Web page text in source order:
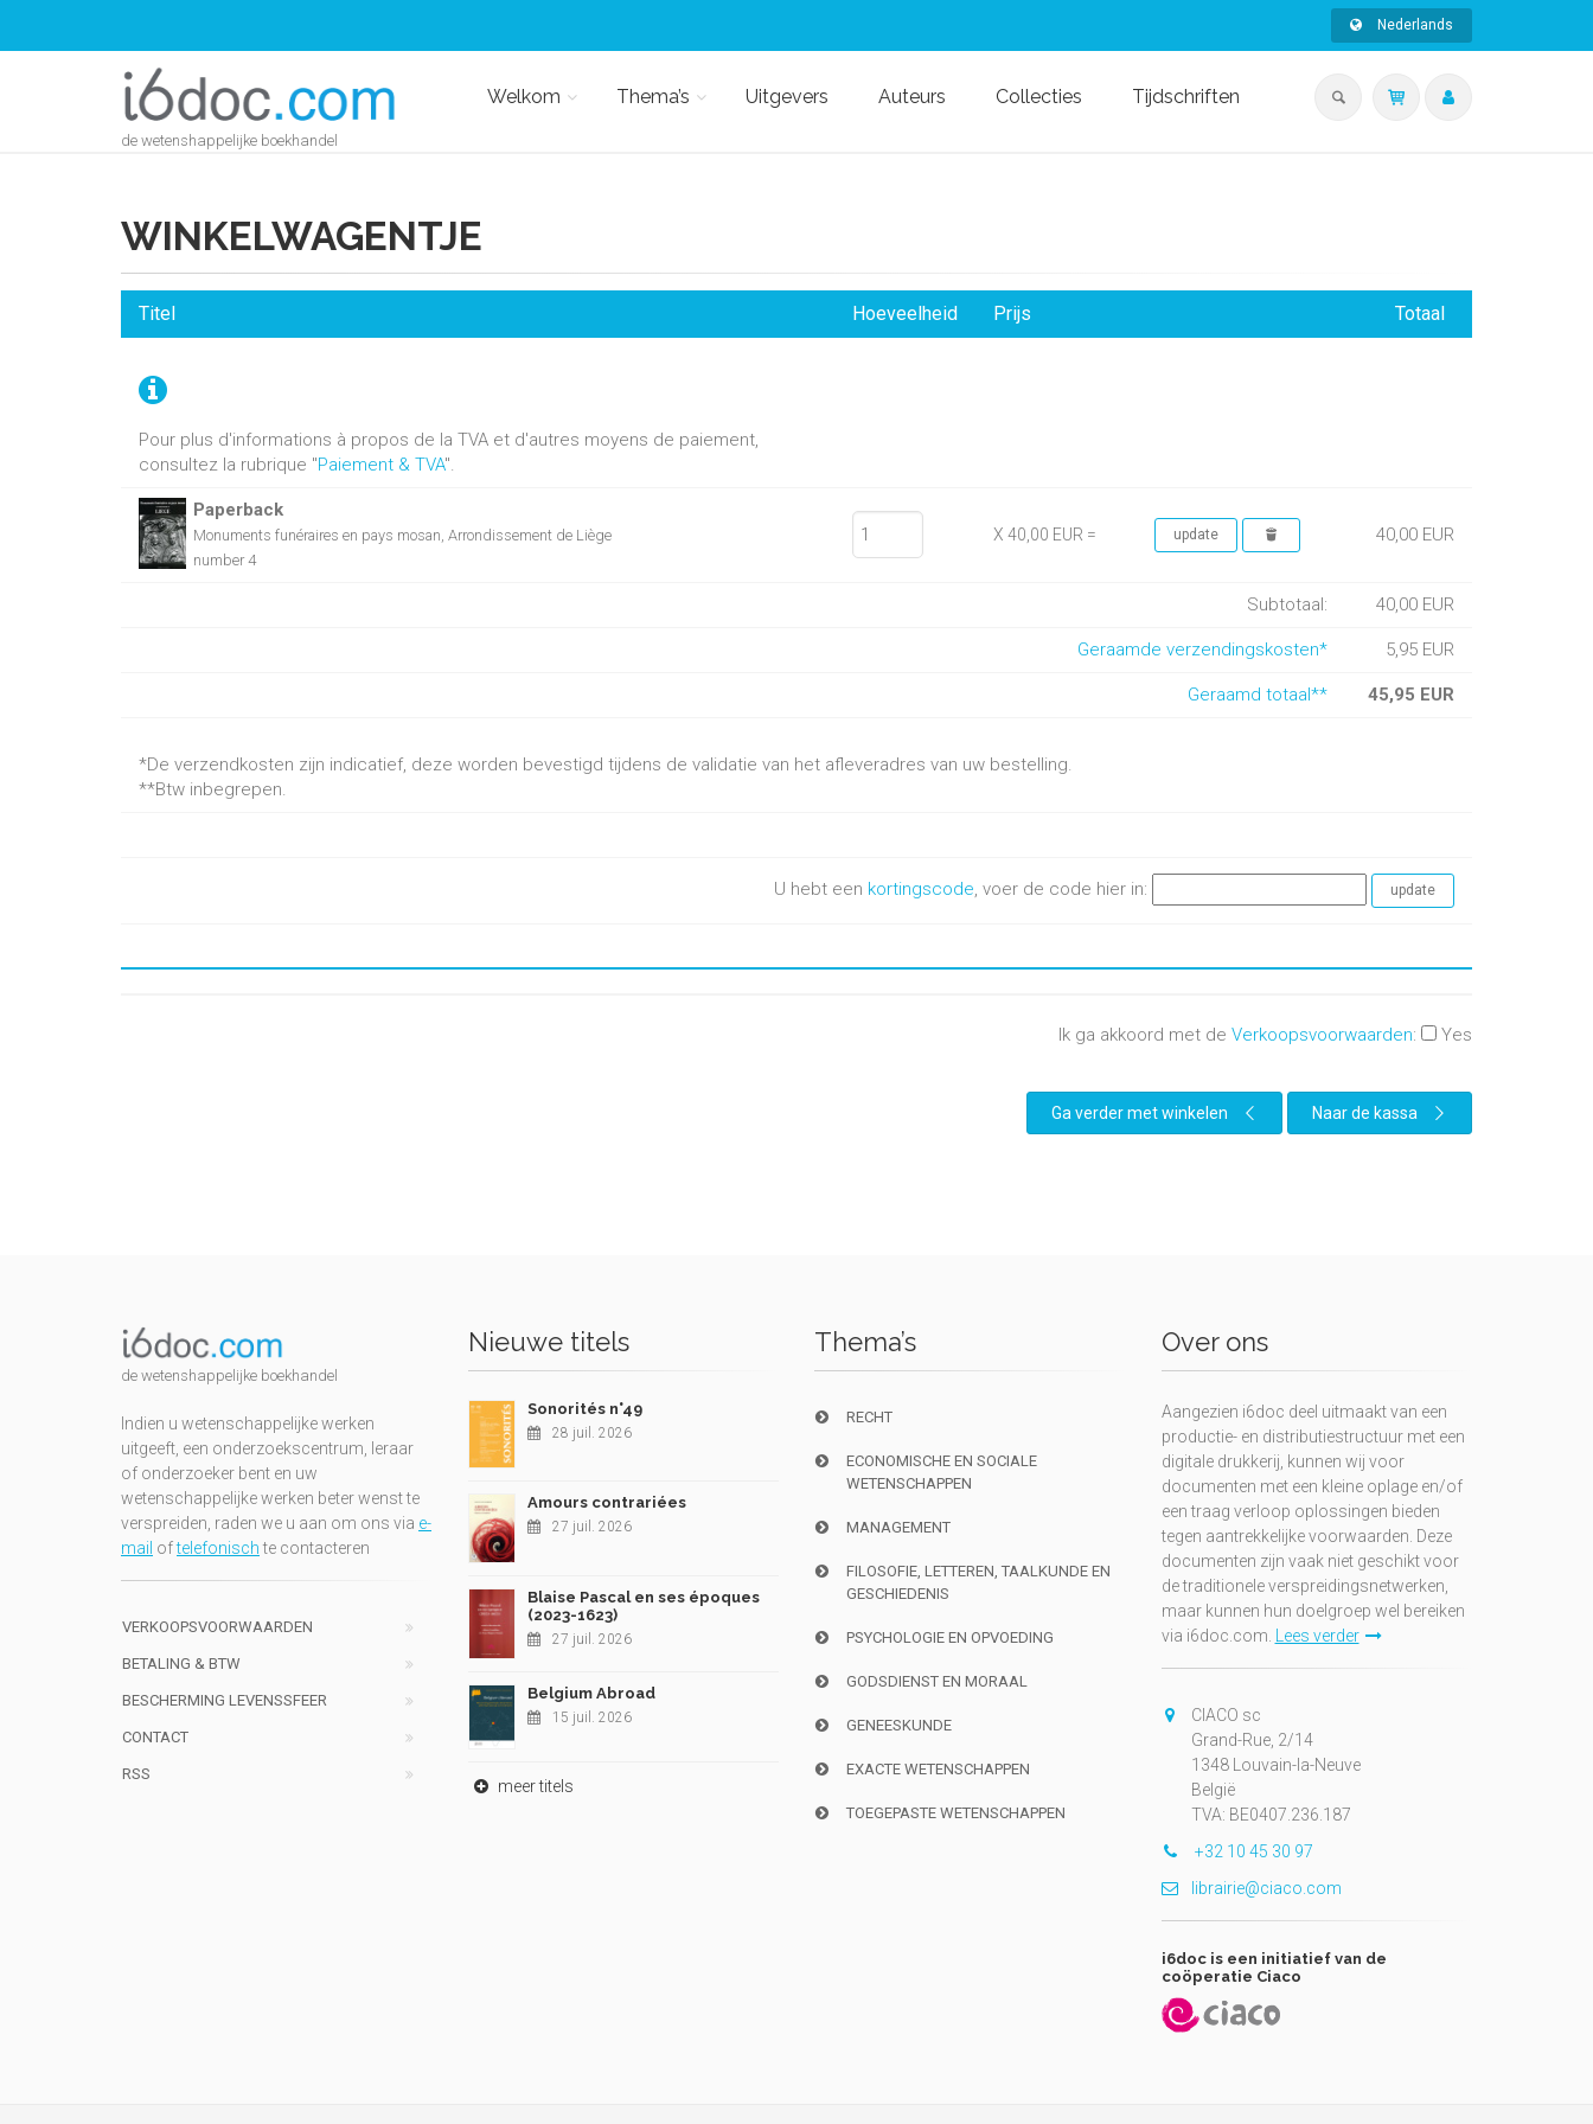
Nederlands
de wetenshappelijke boekhandel
Welkom Thema’s Uitgevers Auteurs Collecties Tijdschriften
WINKELWAGENTJE
Pour plus d'informations à propos de la TVA et d'autres moyens de paiement,
consultez la rubrique "Paiement & TVA".
Titel Hoeveelheid Prijs Totaal
Paperback
Monuments funéraires en pays mosan, Arrondissement de Liège
number 4
X 40,00 EUR = 40,00 EUR
Subtotaal: 40,00 EUR
Geraamde verzendingskosten* 5,95 EUR
Geraamd totaal** 45,95 EUR
*De verzendkosten zijn indicatief, deze worden bevestigd tijdens de validatie van het afleveradres van uw bestelling.
**Btw inbegrepen.
U hebt een kortingscode, voer de code hier in:
Ik ga akkoord met de Verkoopsvoorwaarden: Yes
Ga verder met winkelen Naar de kassa
de wetenshappelijke boekhandel
Indien u wetenschappelijke werken
uitgeeft, een onderzoekscentrum, leraar
of onderzoeker bent en uw
wetenschappelijke werken beter wenst te
verspreiden, raden we u aan om ons via e-
mail oftelefonischte contacteren
VERKOOPSVOORWAARDEN
BETALING & BTW
BESCHERMING LEVENSSFEER
CONTACT
RSS
Nieuwe titels
Sonorités n°49
28 juil. 2026
Amours contrariées
27 juil. 2026
Blaise Pascal en ses époques
(2023-1623)
27 juil. 2026
Belgium Abroad
15 juil. 2026
meer titels
Thema’s
RECHT
ECONOMISCHE EN SOCIALE
WETENSCHAPPEN
MANAGEMENT
FILOSOFIE, LETTEREN, TAALKUNDE EN
GESCHIEDENIS
PSYCHOLOGIE EN OPVOEDING
GODSDIENST EN MORAAL
GENEESKUNDE
EXACTE WETENSCHAPPEN
TOEGEPASTE WETENSCHAPPEN
Over ons
Aangezien i6doc deel uitmaakt van een
productie- en distributiestructuur met een
digitale drukkerij, kunnen wij voor
documenten met een kleine oplage en/of
een traag verloop oplossingen bieden
tegen aantrekkelijke voorwaarden. Deze
documenten zijn vaak niet geschikt voor
de traditionele verspreidingsnetwerken,
maar kunnen hun doelgroep wel bereiken
via i6doc.com.
Lees verder
CIACO sc
Grand-Rue, 2/14
1348 Louvain-la-Neuve
België
TVA: BE0407.236.187
+32 10 45 30 97
librairie@ciaco.com
i6doc is een initiatief van de
coöperatie Ciaco